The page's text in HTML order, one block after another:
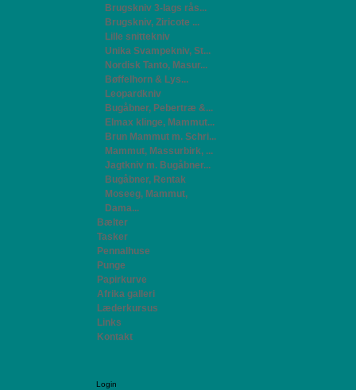
Brugskniv 3-lags rås...
Brugskniv, Ziricote ...
Lille snittekniv
Unika Svampekniv, St...
Nordisk Tanto, Masur...
Bøffelhorn & Lys...
Leopardkniv
Bugåbner, Pebertræ &...
Elmax klinge, Mammut...
Brun Mammut m. Schri...
Mammut, Massurbirk, ...
Jagtkniv m. Bugåbner...
Bugåbner, Rentak
Moseeg, Mammut,
Dama...
Bælter
Tasker
Pennalhuse
Punge
Papirkurve
Afrika galleri
Læderkursus
Links
Kontakt
Login